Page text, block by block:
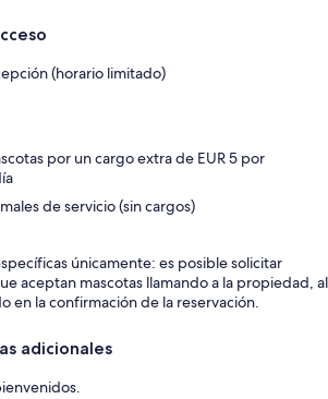
(horario limitado)
por un cargo extra de EUR 5 por
de servicio (sin cargos)
únicamente: es posible solicitar
aceptan mascotas llamando a la propiedad, al
en la confirmación de la reservación.
adicionales